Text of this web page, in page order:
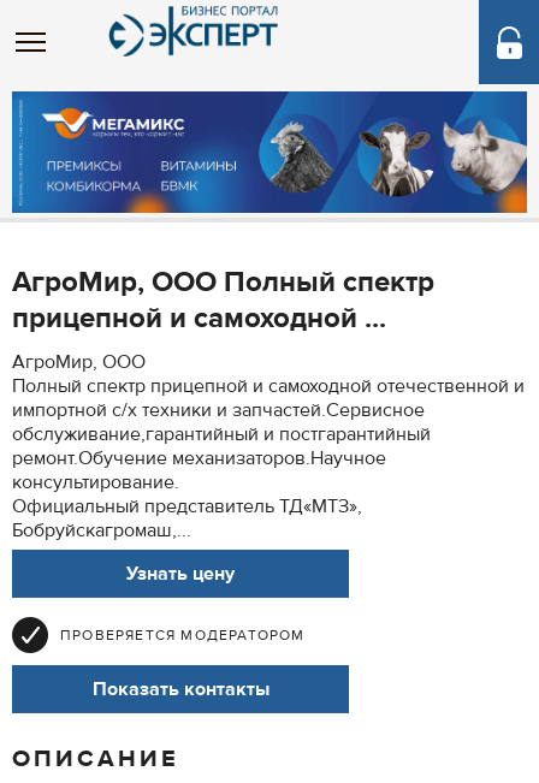
АгроМир, ООО Полный спектр
прицепной и самоходной ...
АгроМир, ООО
Полный спектр прицепной и самоходной отечественной и
импортной с/х техники и запчастей.Сервисное
обслуживание,гарантийный и постгарантийный
ремонт.Обучение механизаторов.Научное
консультирование.
Официальный представитель ТД«МТЗ»,
Бобруйскагромаш,...
Узнать цену
ПРОВЕРЯЕТСЯ МОДЕРАТОРОМ
Показать контакты
ОПИСАНИЕ